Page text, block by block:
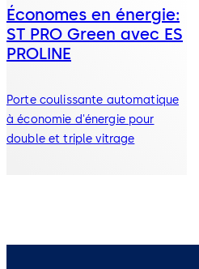
Économes en énergie:
ST PRO Green avec ES
PROLINE
Porte coulissante automatique
à économie d'énergie pour
double et triple vitrage